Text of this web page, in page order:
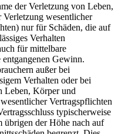
der Verletzung von Leben,
wesentlicher
nur für Schäden, die auf
Verhalten
für mittelbare
entgangenen Gewinn.
außer bei
Verhalten oder bei
Leben, Körper und
Vertragspflichten
typischerweise
übrigen der Höhe nach auf